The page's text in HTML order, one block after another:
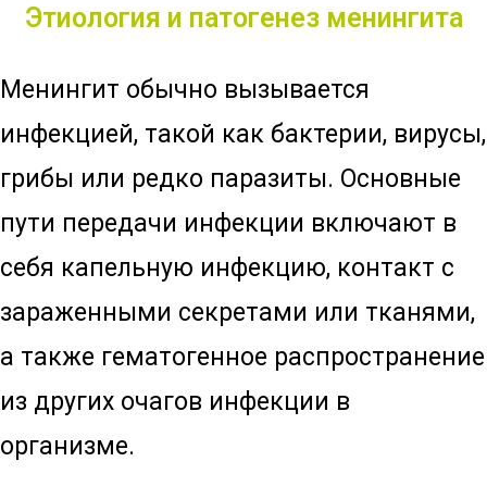
Этиология и патогенез менингита
Менингит обычно вызывается
инфекцией, такой как бактерии, вирусы,
грибы или редко паразиты. Основные
пути передачи инфекции включают в
себя капельную инфекцию, контакт с
зараженными секретами или тканями,
а также гематогенное распространение
из других очагов инфекции в
организме.